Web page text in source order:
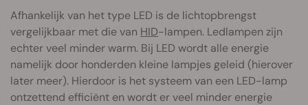
Afhankelijk van het type LED is de lichtopbrengst
vergelijkbaar met die van HID-lampen. Ledlampen zijn
echter veel minder warm. Bij LED wordt alle energie
namelijk door honderden kleine lampjes geleid (hierover
later meer). Hierdoor is het systeem van een LED-lamp
ontzettend efficiënt en wordt er veel minder energie